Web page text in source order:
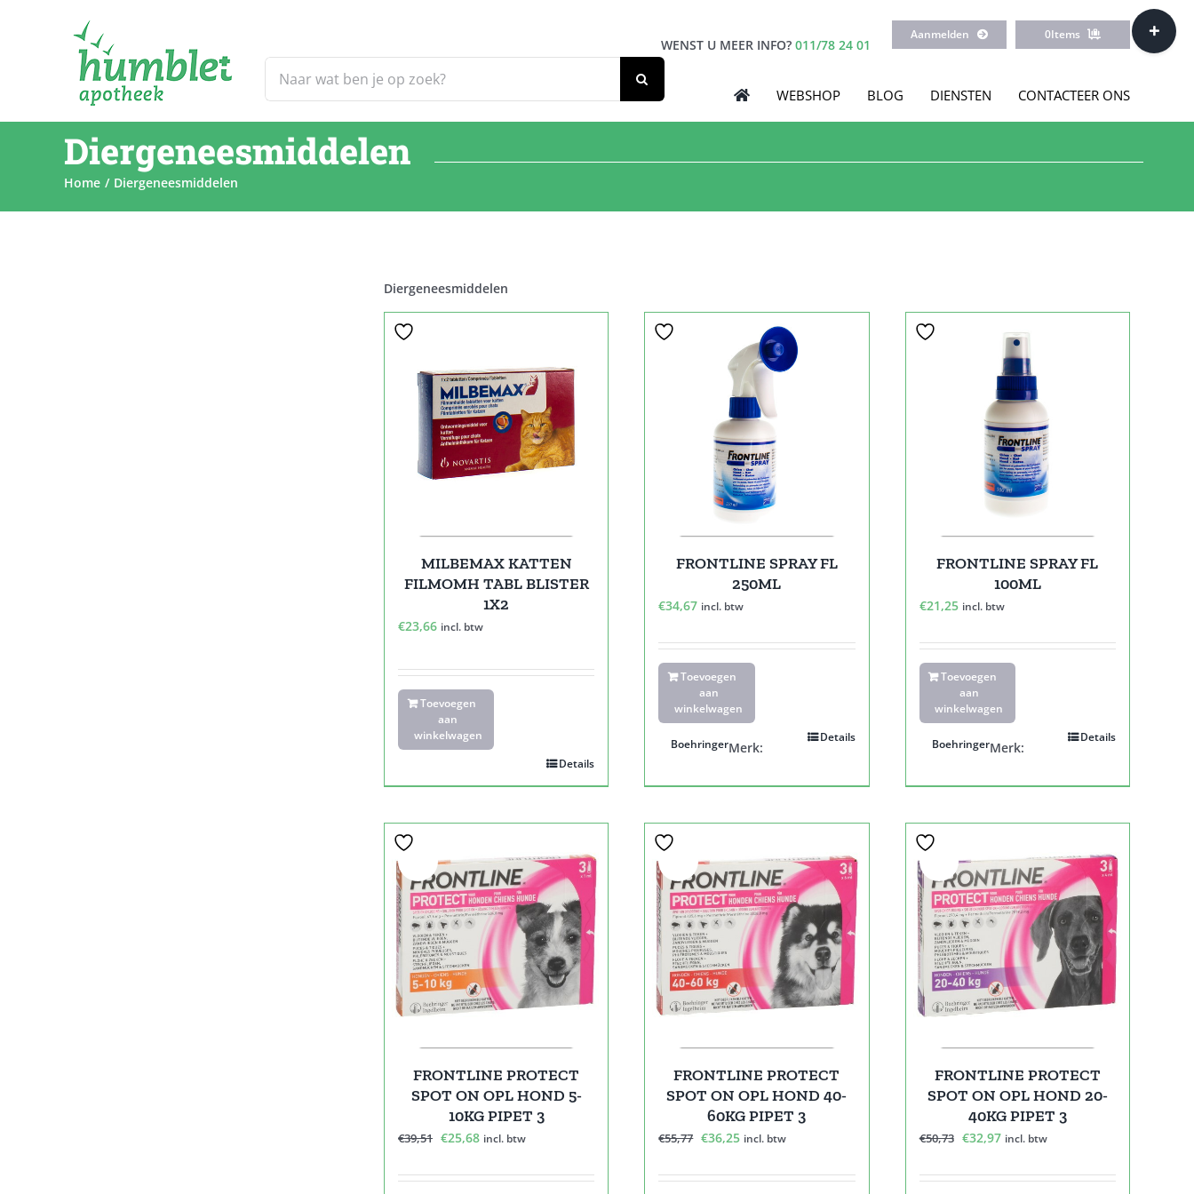
naar:
WENST U MEER INFO? 011/78 24 01
Aanmelden 0Items
WEBSHOP BLOG DIENSTEN CONTACTEER ONS
Diergeneesmiddelen
Home Diergeneesmiddelen
Diergeneesmiddelen
MILBEMAX KATTEN
FILMOMH TABL BLISTER
1X2
€23,66 incl. btw
Toevoegen
aan
winkelwagen
Details
FRONTLINE SPRAY FL
250ML
€34,67 incl. btw
Toevoegen
aan
winkelwagen
Details
Merk:
Boehringer
FRONTLINE SPRAY FL
100ML
€21,25 incl. btw
Toevoegen
aan
winkelwagen
Details
Merk:
Boehringer
FRONTLINE PROTECT
SPOT ON OPL HOND 5-
10KG PIPET 3
€39,51 Oorspronkelijke
was:
€25,68Huidige
is:
incl. btw
FRONTLINE PROTECT
SPOT ON OPL HOND 40-
60KG PIPET 3
€55,77 Oorspronkelijke
was:
€36,25Huidige
is:
incl. btw
FRONTLINE PROTECT
SPOT ON OPL HOND 20-
40KG PIPET 3
€50,73 Oorspronkelijke
was:
€32,97Huidige
is:
incl. btw
Toggle
Sliding